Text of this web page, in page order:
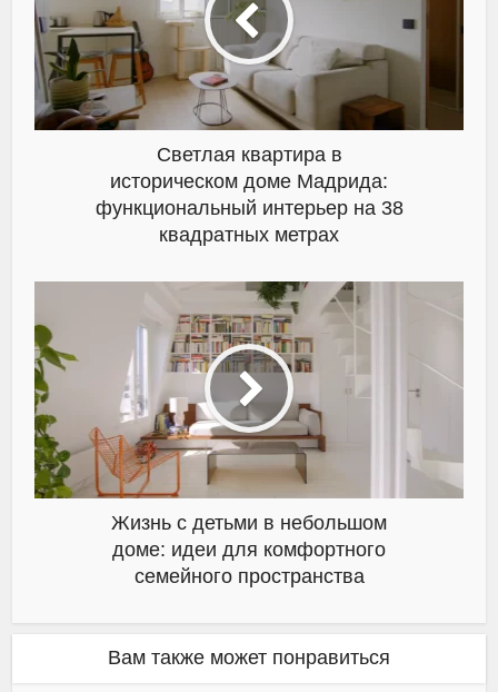
Светлая квартира в
историческом доме Мадрида:
функциональный интерьер на 38
квадратных метрах
Жизнь с детьми в небольшом
доме: идеи для комфортного
семейного пространства
Вам также может понравиться